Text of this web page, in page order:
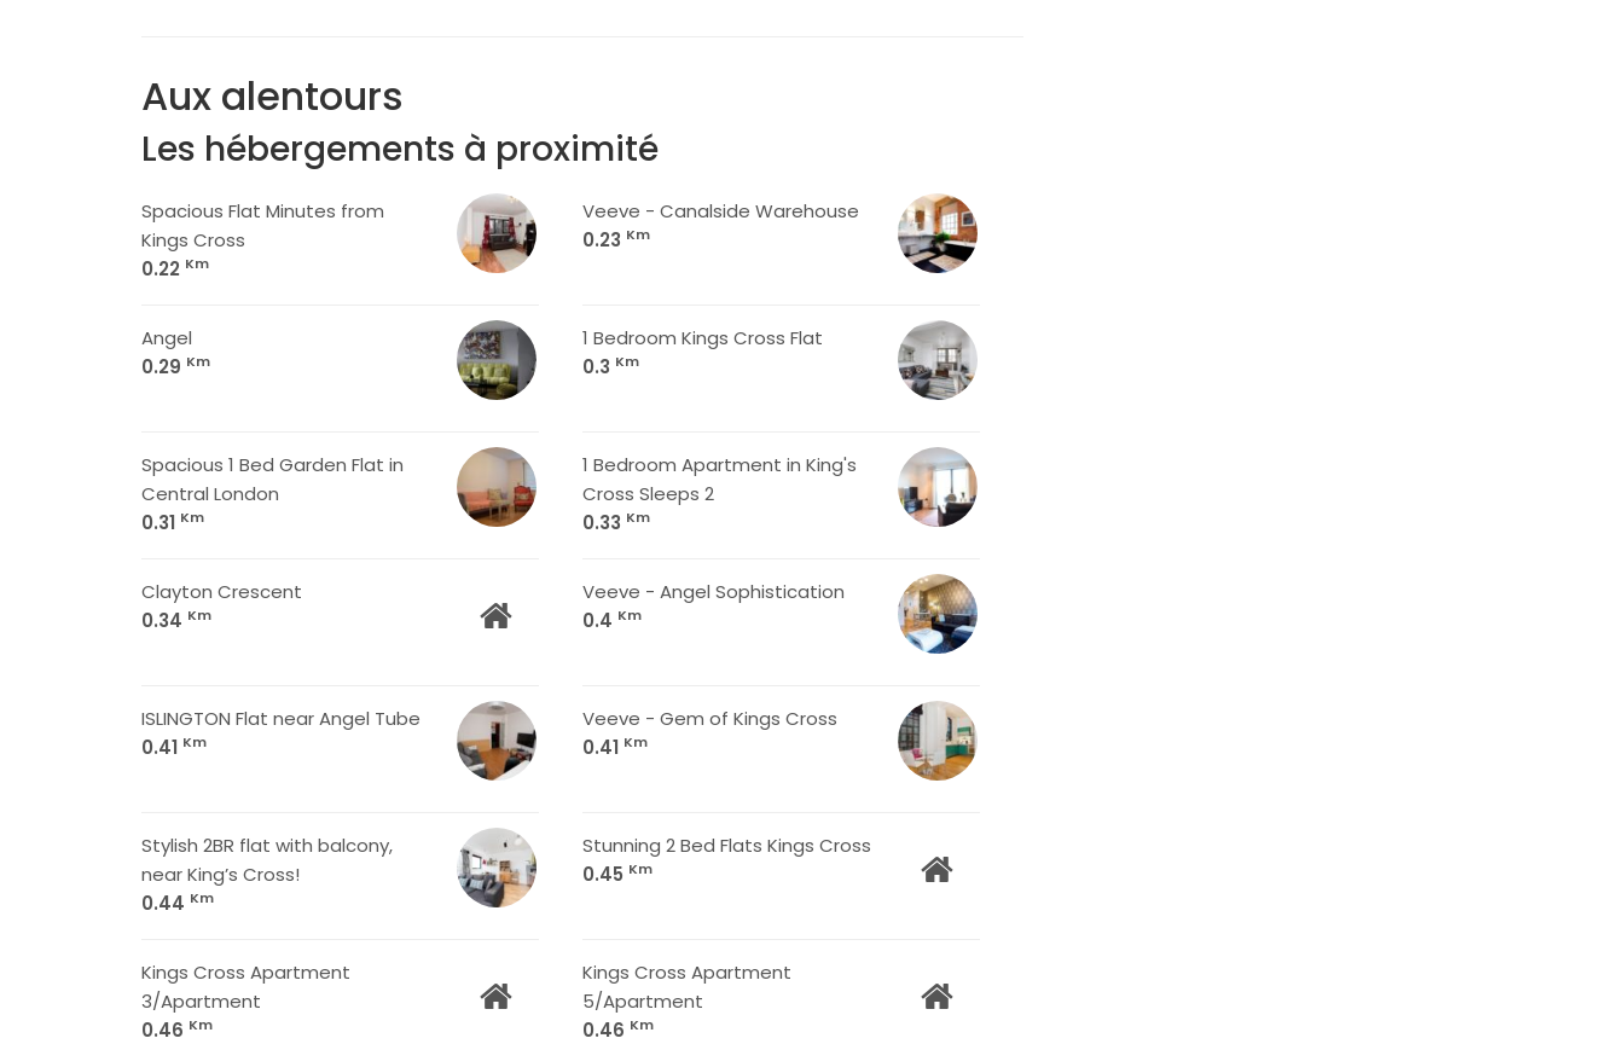
Aux alentours
Les hébergements à proximité
Spacious Flat Minutes from
Kings Cross
0.22 Km
Veeve - Canalside Warehouse
0.23 Km
Angel
0.29 Km
1 Bedroom Kings Cross Flat
0.3 Km
Spacious 1 Bed Garden Flat in
Central London
0.31 Km
1 Bedroom Apartment in King's
Cross Sleeps 2
0.33 Km
Clayton Crescent
0.34 Km
Veeve - Angel Sophistication
0.4 Km
ISLINGTON Flat near Angel Tube
0.41 Km
Veeve - Gem of Kings Cross
0.41 Km
Stylish 2BR flat with balcony,
near King’s Cross!
0.44 Km
Stunning 2 Bed Flats Kings Cross
0.45 Km
Kings Cross Apartment
3/Apartment
0.46 Km
Kings Cross Apartment
5/Apartment
0.46 Km